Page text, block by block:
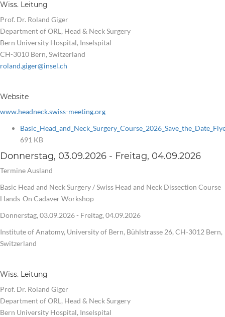
Wiss. Leitung
Prof. Dr. Roland Giger
Department of ORL, Head & Neck Surgery
Bern University Hospital, Inselspital
CH-3010 Bern, Switzerland
roland.giger@insel.ch
Website
www.headneck.swiss-meeting.org
691 KB
Donnerstag, 03.09.2026 - Freitag, 04.09.2026
Termine Ausland
Basic Head and Neck Surgery / Swiss Head and Neck Dissection Course
Hands-On Cadaver Workshop
Donnerstag, 03.09.2026 - Freitag, 04.09.2026
Institute of Anatomy, University of Bern, Bühlstrasse 26, CH-3012 Bern,
Switzerland
Wiss. Leitung
Prof. Dr. Roland Giger
Department of ORL, Head & Neck Surgery
Bern University Hospital, Inselspital